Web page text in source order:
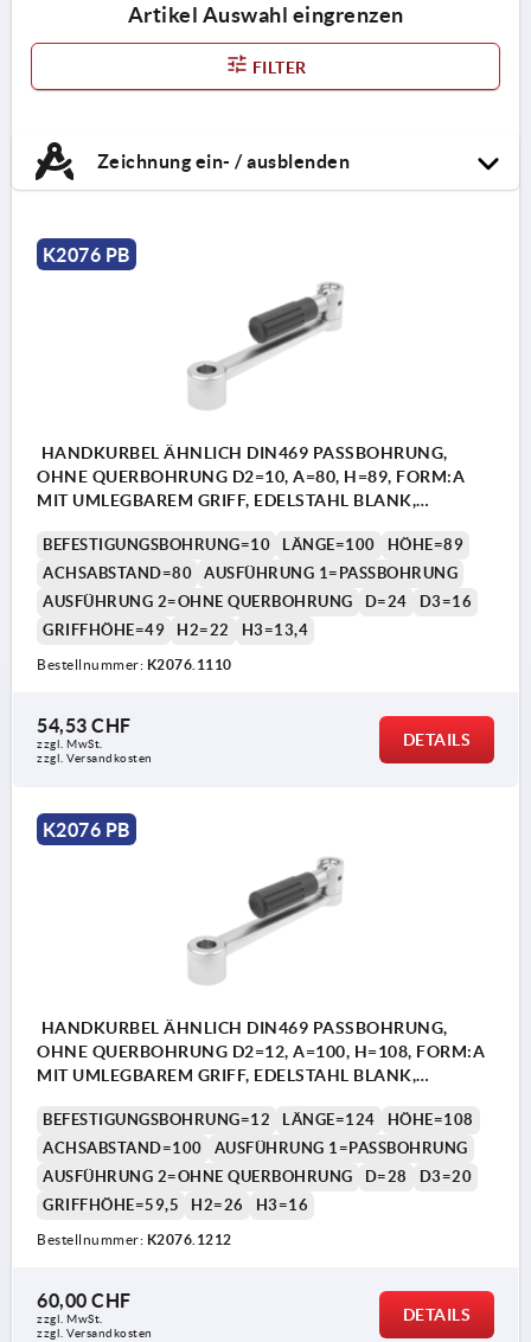
Artikel Auswahl eingrenzen
FILTER
Zeichnung ein- / ausblenden
K2076 PB
HANDKURBEL ÄHNLICH DIN469 PASSBOHRUNG,
OHNE QUERBOHRUNG D2=10, A=80, H=89, FORM:A
MIT UMLEGBAREM GRIFF, EDELSTAHL BLANK,
BEFESTIGUNGSBOHRUNG=10 LÄNGE=100
HÖHE=89
ACHSABSTAND=80
AUSFÜHRUNG 1=PASSBOHRUNG
AUSFÜHRUNG 2=OHNE QUERBOHRUNG
D=24
D3=16
GRIFFHÖHE=49
H2=22 H3=13,4
Bestellnummer: K2076.1110
54,53 CHF
zzgl. MwSt.
zzgl. Versandkosten
DETAILS
K2076 PB
HANDKURBEL ÄHNLICH DIN469 PASSBOHRUNG,
OHNE QUERBOHRUNG D2=12, A=100, H=108, FORM:A
MIT UMLEGBAREM GRIFF, EDELSTAHL BLANK,
BEFESTIGUNGSBOHRUNG=12 LÄNGE=124
HÖHE=108
ACHSABSTAND=100
AUSFÜHRUNG 1=PASSBOHRUNG
AUSFÜHRUNG 2=OHNE QUERBOHRUNG
D=28
D3=20
GRIFFHÖHE=59,5
H2=26 H3=16
Bestellnummer: K2076.1212
60,00 CHF
zzgl. MwSt.
zzgl. Versandkosten
DETAILS